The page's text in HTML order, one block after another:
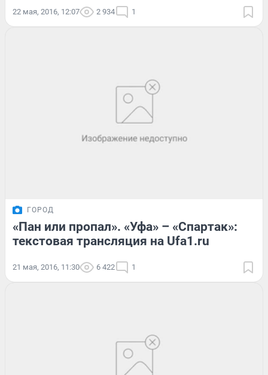
22 мая, 2016, 12:07 2 934 1
ГОРОД
«Пан или пропал». «Уфа» – «Спартак»:
текстовая трансляция на Ufa1.ru
21 мая, 2016, 11:30 6 422 1